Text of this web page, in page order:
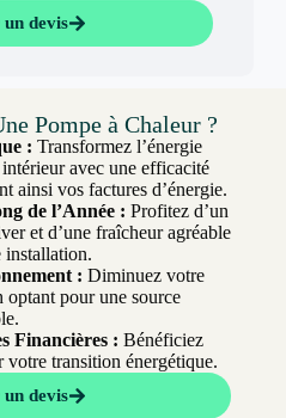
devis
Pompe à Chaleur ?
: Transformez l’énergie
avec une efficacité
ainsi vos factures d’énergie.
de l’Année : Profitez d’un
et d’une fraîcheur agréable
installation.
: Diminuez votre
optant pour une source
Financières : Bénéficiez
votre transition énergétique.
devis